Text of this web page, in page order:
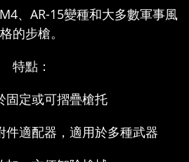
、AR-15變種和大多數軍事風
格的步槍。
特點：
固定或可摺疊槍托
件適配器，適用於多種武器